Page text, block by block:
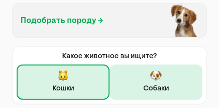
Подобрать породу
Какое животное вы ищите?
Кошки Собаки